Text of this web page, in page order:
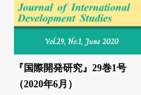
『国際開発研究』29巻1号
（2020年6月）